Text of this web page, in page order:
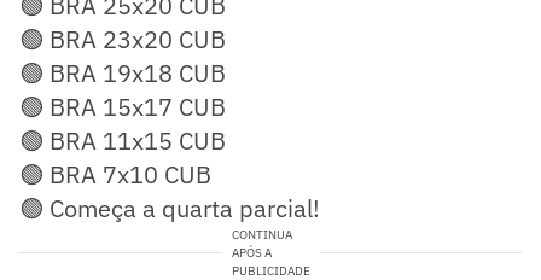
🟢 BRA 23x20 CUB
🟢 BRA 19x18 CUB
🟢 BRA 15x17 CUB
🟢 BRA 11x15 CUB
🟢 BRA 7x10 CUB
🟢 Começa a quarta parcial!
CONTINUA
APÓS A
PUBLICIDADE